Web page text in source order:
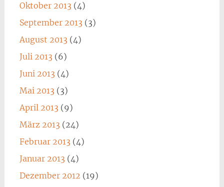
Oktober 2013 (4)
September 2013 (3)
August 2013 (4)
Juli 2013 (6)
Juni 2013 (4)
Mai 2013 (3)
April 2013 (9)
März 2013 (24)
Februar 2013 (4)
Januar 2013 (4)
Dezember 2012 (19)